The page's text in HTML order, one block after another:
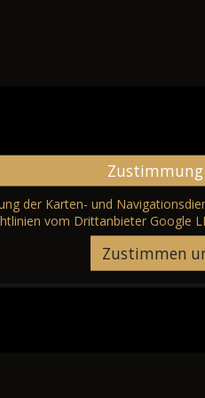
der Karten- und
vom Drittanbieter Google
Zustimmen